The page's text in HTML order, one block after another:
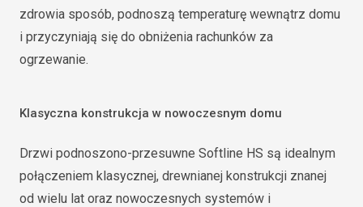
zdrowia sposób, podnoszą temperaturę wewnątrz domu
i przyczyniają się do obniżenia rachunków za
ogrzewanie.
Klasyczna konstrukcja w nowoczesnym domu
Drzwi podnoszono-przesuwne Softline HS są idealnym
połączeniem klasycznej, drewnianej konstrukcji znanej
od wielu lat oraz nowoczesnych systemów i